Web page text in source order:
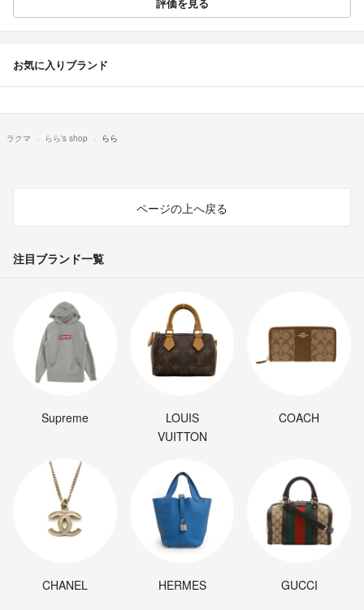
お気に入りブランド
ラクマ らら's shop らら
ページの上へ戻る
注目ブランド一覧
Supreme
LOUIS
VUITTON
COACH
CHANEL HERMES GUCCI